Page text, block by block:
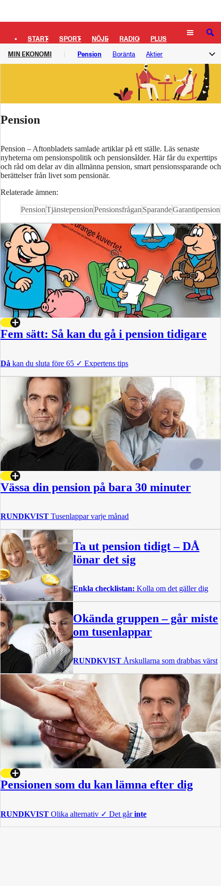
START SPORT NÖJE RADIO PLUS SÖK
MIN EKONOMI Pension Boränta Aktier
Pension
Pension – Aftonbladets samlade artiklar på ett ställe. Läs senaste
nyheterna om pensionspolitik och pensionsålder. Här får du experttips
och råd om delar av din allmänna pension, smart pensionssparande och
berättelser från livet som pensionär.
Relaterade ämnen:
PensionTjänstepensionPensionsfrågan SparandeGarantipension
Fem sätt: Så kan du gå i pension tidigare
Då kan du sluta före 65 ✓ Expertens tips
Vässa din pension på bara 30 minuter
RUNDKVIST Tusenlappar varje månad
Ta ut pension tidigt – DÅ
lönar det sig
Enkla checklistan: Kolla om det gäller dig
Okända gruppen – går miste
om tusenlappar
RUNDKVIST Årskullarna som drabbas värst
Pensionen som du kan lämna efter dig
RUNDKVIST Olika alternativ ✓ Det gårinte